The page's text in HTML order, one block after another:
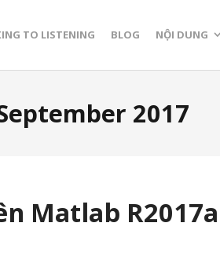
TO LISTENING BLOG NỘI DUNG
2017
Matlab R2017a